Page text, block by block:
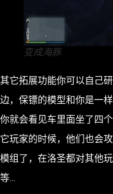
变成海豚
其它拓展功能你可以自己
边，保镖的模型和你是一
你就会看见车里面坐了四
它玩家的时候，他们也会
模组了，在洛圣都对其他
等…